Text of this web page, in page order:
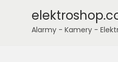
Alarmy - Kamery -